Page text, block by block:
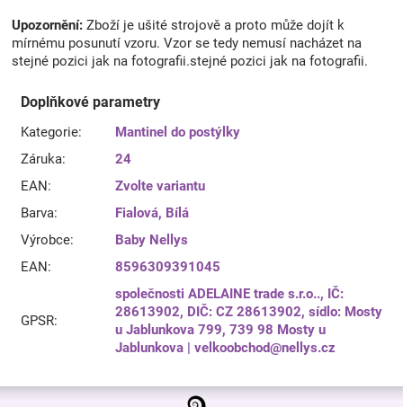
Upozornění: Zboží je ušité strojově a proto může dojít k
mírnému posunutí vzoru. Vzor se tedy nemusí nacházet na
stejné pozici jak na fotografii.stejné pozici jak na fotografii.
Doplňkové parametry
Kategorie:
Mantinel do postýlky
Záruka:
24
EAN:
Zvolte variantu
Barva: Fialová, Bílá
Výrobce:
Baby Nellys
EAN: 8596309391045
GPSR:
společnosti ADELAINE trade s.r.o.., IČ:
28613902, DIČ: CZ 28613902, sídlo: Mosty
u Jablunkova 799, 739 98 Mosty u
Jablunkova | velkoobchod@nellys.cz
Z